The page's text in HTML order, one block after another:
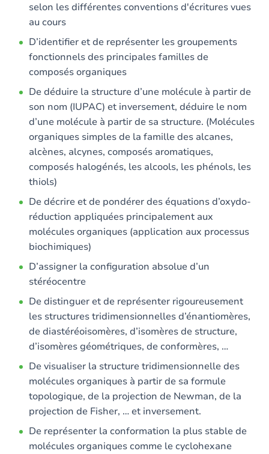
selon les différentes conventions d'écritures vues
au cours
D’identifier et de représenter les groupements
fonctionnels des principales familles de
composés organiques
De déduire la structure d’une molécule à partir de
son nom (IUPAC) et inversement, déduire le nom
d’une molécule à partir de sa structure. (Molécules
organiques simples de la famille des alcanes,
alcènes, alcynes, composés aromatiques,
composés halogénés, les alcools, les phénols, les
thiols)
De décrire et de pondérer des équations d’oxydo-
réduction appliquées principalement aux
molécules organiques (application aux processus
biochimiques)
D’assigner la configuration absolue d’un
stéréocentre
De distinguer et de représenter rigoureusement
les structures tridimensionnelles d’énantiomères,
de diastéréoisomères, d’isomères de structure,
d’isomères géométriques, de conformères, …
De visualiser la structure tridimensionnelle des
molécules organiques à partir de sa formule
topologique, de la projection de Newman, de la
projection de Fisher, … et inversement.
De représenter la conformation la plus stable de
molécules organiques comme le cyclohexane